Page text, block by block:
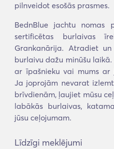
pilnveidot esošās prasmes.
BednBlue jachtu nomas
sertificētas burlaivas
Grankanārija. Atradiet
burlaivu dažu minūšu
ar īpašnieku vai mums ar
Ja joprojām nevarat
brīvdienām, ļaujiet mūsu
labākās burlaivas,
jūsu ceļojumam.
Līdzīgi meklējumi